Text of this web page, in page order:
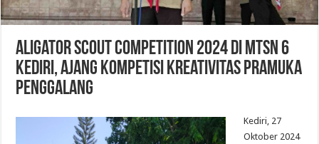
Aligator Scout Competition 2024 di MTsN 6
Kediri, Ajang Kompetisi Kreativitas Pramuka
Penggalang
Kediri, 27
Oktober 2024